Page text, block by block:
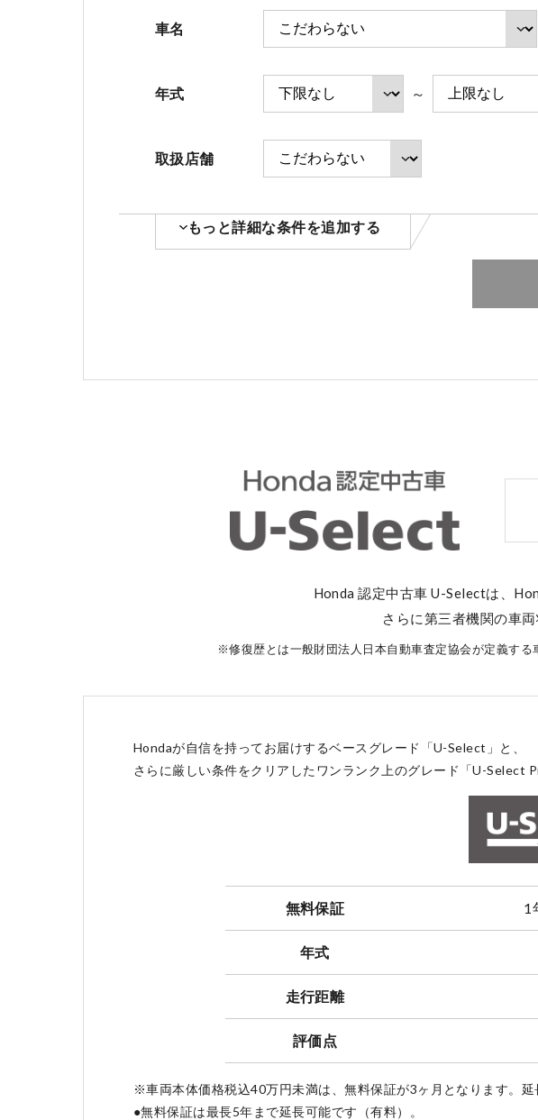
点検・整備のご予約
コーポレートサイト
各店舗へのお問い合わせ
車名
年式 ～
取扱店舗
もっと詳細な条件を追加する
Honda 認定中古車 U-Selectは、
さらに第三者機関の車
※修復歴とは一般財団法人日本自動車査定協会が定義する
Hondaが自信を持ってお届けするベースグレード「U-Select」と、
さらに厳しい条件をクリアしたワンランク上のグレード「U-Select
無料保証 1
年式
走行距離
評価点
※車両本体価格税込40万円未満は、無料保証が3ヶ月となります。延
●無料保証は最長5年まで延長可能です（有料）。